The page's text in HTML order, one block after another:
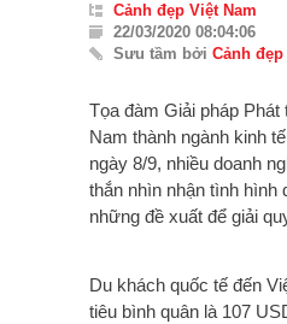
Cảnh đẹp Việt Nam
22/03/2020 08:04:06
Sưu tầm bởi Cảnh đẹp
Tọa đàm Giải pháp Phát
Nam thành ngành kinh
ngày 8/9, nhiều doanh
thắn nhìn nhận tình hình
những đề xuất để giải
Du khách quốc tế đến
tiêu bình quân là 107